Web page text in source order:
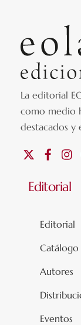
La editorial
como medio
destacados y
Editorial
Editorial
Catálogo
Autores
Eventos